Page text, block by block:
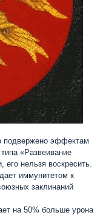
подвержено эффектам
«Развеивание
его нельзя воскресить.
иммунитетом к
заклинаний
на 50% больше урона